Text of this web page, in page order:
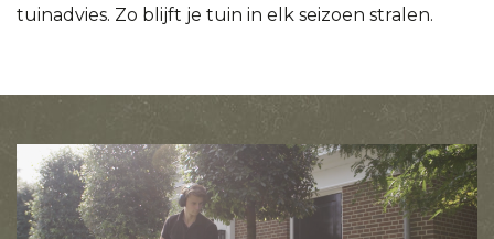
tuinadvies. Zo blijft je tuin in elk seizoen stralen.